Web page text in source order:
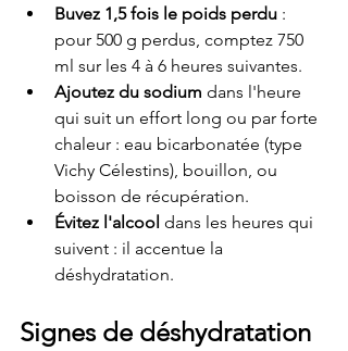
Buvez 1,5 fois le poids perdu :
pour 500 g perdus, comptez 750
ml sur les 4 à 6 heures suivantes.
Ajoutez du sodium dans l'heure
qui suit un effort long ou par forte
chaleur : eau bicarbonatée (type
Vichy Célestins), bouillon, ou
boisson de récupération.
Évitez l'alcool dans les heures qui
suivent : il accentue la
déshydratation.
Signes de déshydratation